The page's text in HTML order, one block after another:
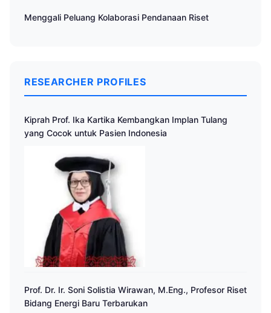
Menggali Peluang Kolaborasi Pendanaan Riset
RESEARCHER PROFILES
Kiprah Prof. Ika Kartika Kembangkan Implan Tulang
yang Cocok untuk Pasien Indonesia
Prof. Dr. Ir. Soni Solistia Wirawan, M.Eng., Profesor Riset
Bidang Energi Baru Terbarukan